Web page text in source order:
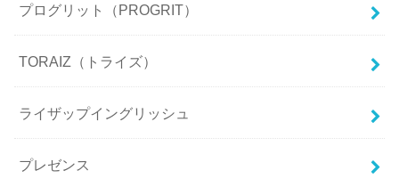
プログリット（PROGRIT）
TORAIZ（トライズ）
ライザップイングリッシュ
プレゼンス